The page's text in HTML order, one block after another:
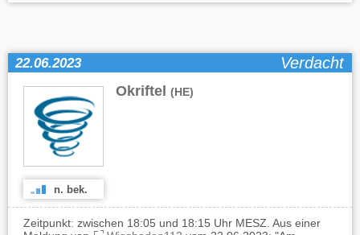
22.06.2023 Verdacht
Okriftel (HE)
n. bek.
Zeitpunkt: zwischen 18:05 und 18:15 Uhr MESZ. Aus einer